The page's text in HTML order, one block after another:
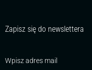
Zapisz się do newslettera